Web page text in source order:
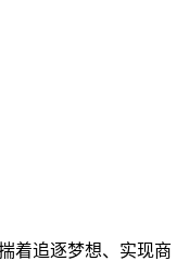
着追逐梦想、实现商